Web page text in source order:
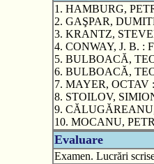
1. HAMBURG,
2. GAŞPAR,
3. KRANTZ,
4. CONWAY, J. B. :
5. BULBOACĂ,
6. BULBOACĂ,
7. MAYER, OCTAV :
8. STOILOV,
9. CĂLUGĂREANU,
10. MOCANU,
Evaluare
Examen. Lucrări